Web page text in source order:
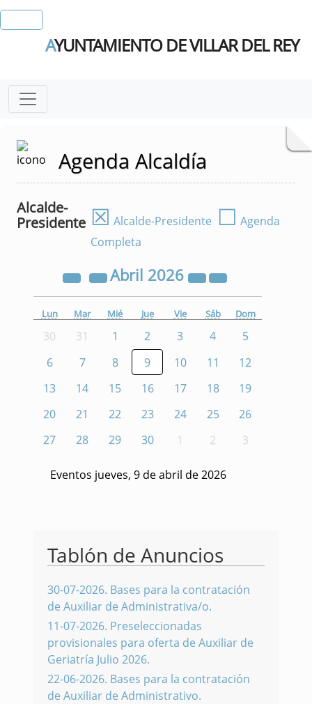
AYUNTAMIENTO DE VILLAR DEL REY
Agenda Alcaldía
Alcalde-
Presidente ☒ Alcalde-Presidente ☐ Agenda
Completa
Abril 2026
Lun Mar Mié Jue Vie Sáb Dom
30 31 1 2 3 4
5
6
7 8 9 10 11
12
13
14 15 16 17 18
19
20
21 22 23 24 25
26
27
28 29 30 1 2 3
Eventos jueves, 9 de abril de 2026
Tablón de Anuncios
30-07-2026. Bases para la contratación
de Auxiliar de Administrativa/o.
11-07-2026. Preseleccionadas
provisionales para oferta de Auxiliar de
Geriatría Julio 2026.
22-06-2026. Bases para la contratación
de Auxiliar de Administrativo.